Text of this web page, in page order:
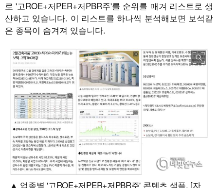
로 '고ROE+저PER+저PBR주'를 순위를 매겨 리스트로 생
산하고 있습니다. 이 리스트를 하나씩 분석해보면 보석같
은 종목이 숨겨져 있습니다.
업종별 '고ROE+저PER+저PBR주' 콘텐츠 샘플. [자